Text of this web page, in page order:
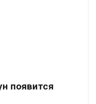
появится